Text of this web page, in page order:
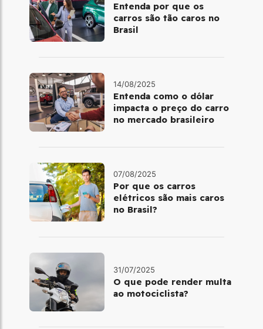
Entenda por que os
carros são tão caros no
Brasil
14/08/2025
Entenda como o dólar
impacta o preço do carro
no mercado brasileiro
07/08/2025
Por que os carros
elétricos são mais caros
no Brasil?
31/07/2025
O que pode render multa
ao motociclista?